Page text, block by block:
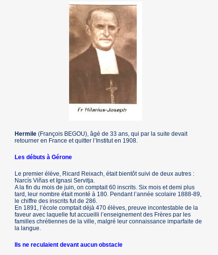
Hermile (François BEGOU), âgé de 33 ans, qui par la suite devait
retourner en France et quitter l’Institut en 1908.
Les débuts à Gérone
Le premier élève, Ricard Reixach, était bientôt suivi de deux autres :
Narcís Viñas et Ignasi Servitja.
A la fin du mois de juin, on comptait 60 inscrits. Six mois et demi plus
tard, leur nombre était monté à 180. Pendant l’année scolaire 1888-89,
le chiffre des inscrits fut de 286.
En 1891, l’école comptait déjà 470 élèves, preuve incontestable de la
faveur avec laquelle fut accueilli l’enseignement des Frères par les
familles chrétiennes de la ville, malgré leur connaissance imparfaite de
la langue.
Ils ne reculaient devant aucun obstacle